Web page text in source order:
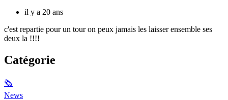
il y a 20 ans
c'est repartie pour un tour on peux jamais les laisser ensemble ses
deux la !!!!
Catégorie
🗞
News